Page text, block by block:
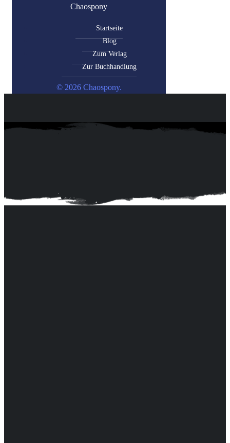
Chaospony
Startseite
Blog
Zum Verlag
Zur Buchhandlung
© 2026 Chaospony.